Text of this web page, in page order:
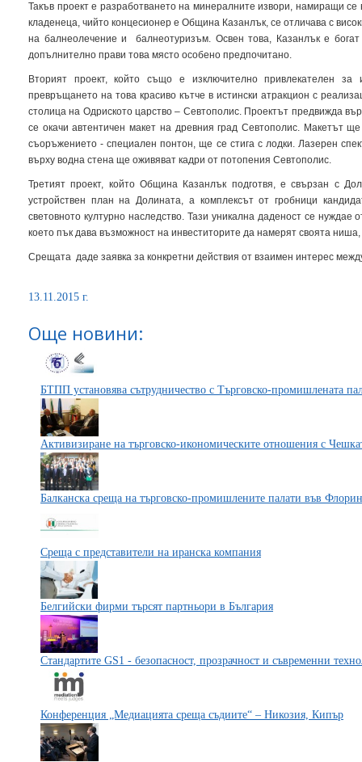
Такъв проект е разработването на минералните извори, намиращи
кладенеца, чийто концесионер е Община Казанлък, се отличава с
на балнеолечение и балнеотуризъм. Освен това, Казанлък е богат
допълнително прави това място особено предпочитано.
Вторият проект, който също е изключително привлекателен за
превръщането на това красиво кътче в истински атракцион с
столица на Одриското царство – Севтополис. Проектът предвижда
се окачи автентичен макет на древния град Севтополис. Макетът
съоръжението - специален понтон, ще се стига с лодки. Лазерен
върху водна стена ще оживяват кадри от потопения Севтополис.
Третият проект, който Община Казанлък подготвя, е свързан с
устройствен план на Долината, а комплексът от гробници
световното културно наследство. Тази уникална даденост се нуждае
което пък дава възможност на инвеститорите да намерят своята
Срещата даде заявка за конкретни действия от взаимен интерес
13.11.2015 г.
Още новини:
БТПП установява сътрудничество с Търговско-промишлената
Активизиране на търговско-икономическите отношения с
Балканска среща на търговско-промишлените палати във
Среща с представители на иранска компания
Белгийски фирми търсят партньори в България
Стандартите GS1 - безопасност, прозрачност и съвременни
Конференция „Медиацията среща съдиите“ – Никозия, Кипър